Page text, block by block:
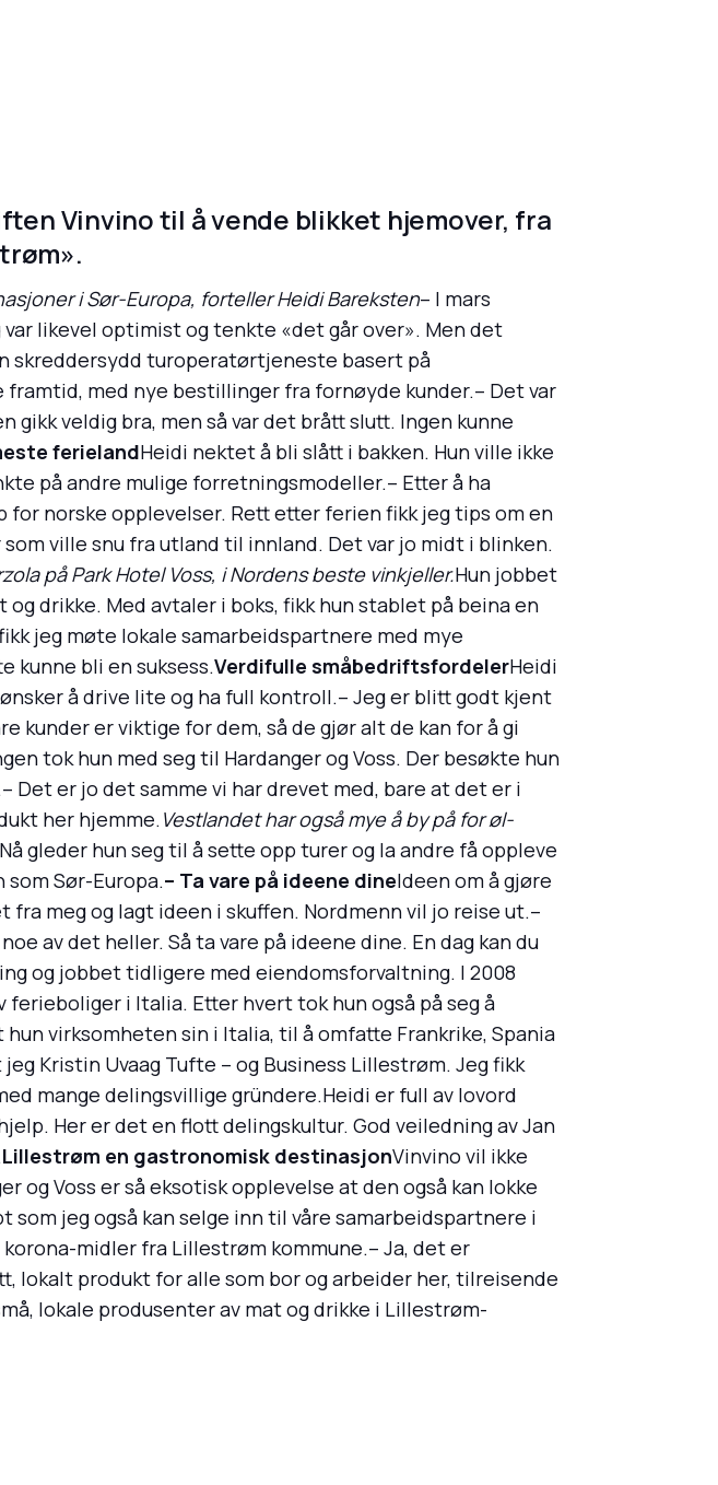
Vinvino til å vende blikket hjemover, fra
i Sør-Europa, forteller Heidi Bareksten– I mars
likevel optimist og tenkte «det går over». Men det
skreddersydd turoperatørtjeneste basert på
med nye bestillinger fra fornøyde kunder.– Det var
veldig bra, men så var det brått slutt. Ingen kunne
ferielandHeidi nektet å bli slått i bakken. Hun ville ikke
på andre mulige forretningsmodeller.– Etter å ha
norske opplevelser. Rett etter ferien fikk jeg tips om en
ville snu fra utland til innland. Det var jo midt i blinken.
på Park Hotel Voss, i Nordens beste vinkjeller.Hun jobbet
drikke. Med avtaler i boks, fikk hun stablet på beina en
jeg møte lokale samarbeidspartnere med mye
kunne bli en suksess.Verdifulle småbedriftsfordelerHeidi
å drive lite og ha full kontroll.– Jeg er blitt godt kjent
kunder er viktige for dem, så de gjør alt de kan for å gi
tok hun med seg til Hardanger og Voss. Der besøkte hun
Det er jo det samme vi har drevet med, bare at det er i
her hjemme.Vestlandet har også mye å by på for øl-
gleder hun seg til å sette opp turer og la andre få oppleve
Sør-Europa.– Ta vare på ideene dineIdeen om å gjøre
meg og lagt ideen i skuffen. Nordmenn vil jo reise ut.–
av det heller. Så ta vare på ideene dine. En dag kan du
og jobbet tidligere med eiendomsforvaltning. I 2008
i Italia. Etter hvert tok hun også på seg å
virksomheten sin i Italia, til å omfatte Frankrike, Spania
Kristin Uvaag Tufte – og Business Lillestrøm. Jeg fikk
mange delingsvillige gründere.Heidi er full av lovord
Her er det en flott delingskultur. God veiledning av Jan
Lillestrøm en gastronomisk destinasjonVinvino vil ikke
og Voss er så eksotisk opplevelse at den også kan lokke
jeg også kan selge inn til våre samarbeidspartnere i
midler fra Lillestrøm kommune.– Ja, det er
lokalt produkt for alle som bor og arbeider her, tilreisende
lokale produsenter av mat og drikke i Lillestrøm-